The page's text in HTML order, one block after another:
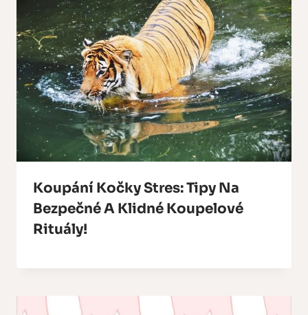
Koupání Kočky Stres: Tipy Na
Bezpečné A Klidné Koupelové
Rituály!